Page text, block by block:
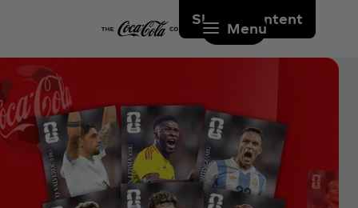
Skip to content
Menu